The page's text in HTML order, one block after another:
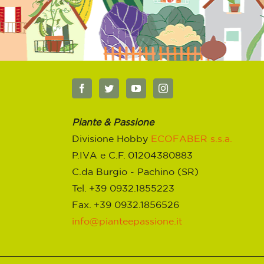
Piante & Passione
Divisione Hobby ECOFABER s.s.a.
P.IVA e C.F. 01204380883
C.da Burgio - Pachino (SR)
Tel. +39 0932.1855223
Fax. +39 0932.1856526
info@pianteepassione.it